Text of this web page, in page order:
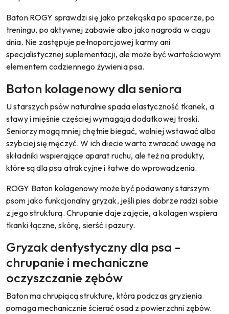
Baton ROGY sprawdzi się jako przekąska po spacerze, po
treningu, po aktywnej zabawie albo jako nagroda w ciągu
dnia. Nie zastępuje pełnoporcjowej karmy ani
specjalistycznej suplementacji, ale może być wartościowym
elementem codziennego żywienia psa.
Baton kolagenowy dla seniora
U starszych psów naturalnie spada elastyczność tkanek, a
stawy i mięśnie częściej wymagają dodatkowej troski.
Seniorzy mogą mniej chętnie biegać, wolniej wstawać albo
szybciej się męczyć. W ich diecie warto zwracać uwagę na
składniki wspierające aparat ruchu, ale też na produkty,
które są dla psa atrakcyjne i łatwe do wprowadzenia.
ROGY Baton kolagenowy może być podawany starszym
psom jako funkcjonalny gryzak, jeśli pies dobrze radzi sobie
z jego strukturą. Chrupanie daje zajęcie, a kolagen wspiera
tkanki łączne, skórę, sierść i pazury.
Gryzak dentystyczny dla psa -
chrupanie i mechaniczne
oczyszczanie zębów
Baton ma chrupiącą strukturę, która podczas gryzienia
pomaga mechanicznie ścierać osad z powierzchni zębów.